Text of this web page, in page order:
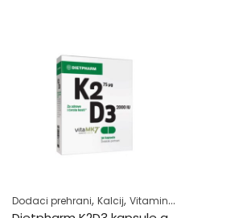
,Zdrav život, Žensko zdravlje
,Magnezij,Razno ,Vitamin B12,Vitamin D
Dodaci prehrani, Kalcij, Vitamin D